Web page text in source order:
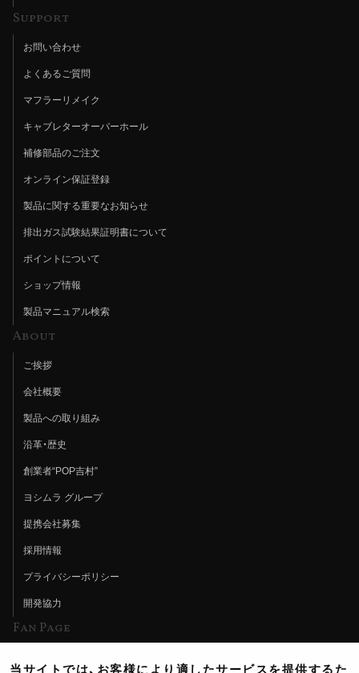
Support
お問い合わせ
よくあるご質問
マフラーリメイク
キャブレターオーバーホール
補修部品のご注文
オンライン保証登録
製品に関する重要なお知らせ
排出ガス試験結果証明書について
ポイントについて
ショップ情報
製品マニュアル検索
About
ご挨拶
会社概要
製品への取り組み
沿革・歴史
創業者“POP吉村”
ヨシムラ グループ
提携会社募集
採用情報
プライバシーポリシー
開発協力
Fan Page
当サイトでは、お客様により適したサービスを提供するた